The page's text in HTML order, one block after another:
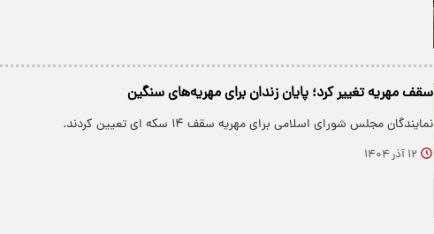
سقف مهریه تغییر کرد؛ پایان زندان برای مهریه‌های سنگین
نمایندگان مجلس شورای اسلامی برای مهریه سقف ۱۴ سکه ای تعیین کردند.
۱۲ آذر ۱۴۰۴